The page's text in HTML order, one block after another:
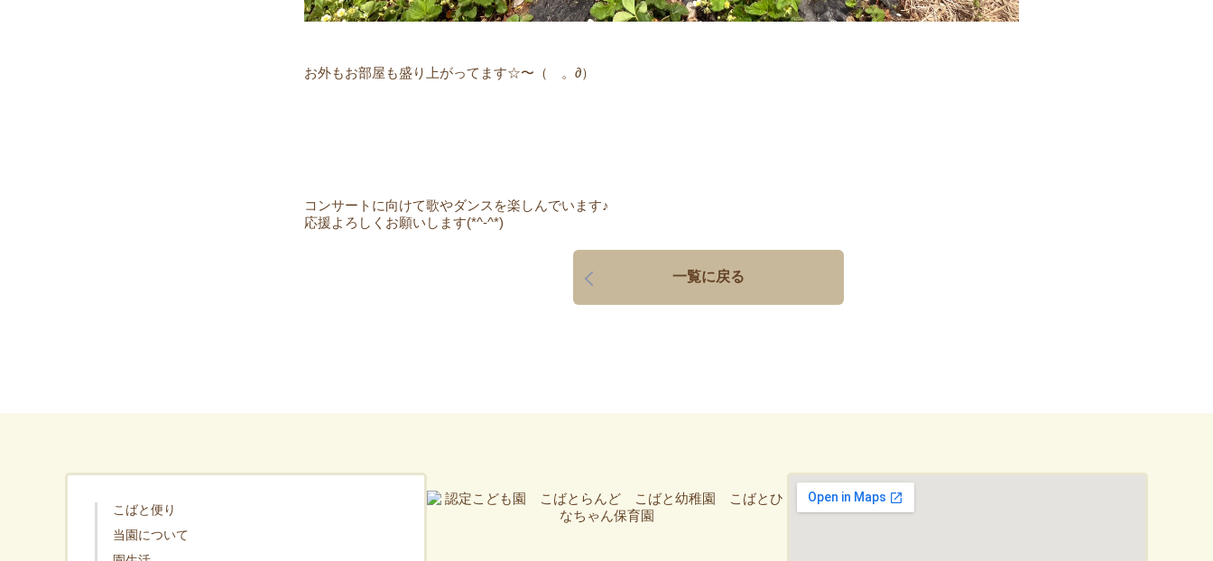
お外もお部屋も盛り上がってます☆〜（ゝ。∂）
コンサートに向けて歌やダンスを楽しんでいます♪
応援よろしくお願いします(*^-^*)
一覧に戻る
こばと便り
当園について